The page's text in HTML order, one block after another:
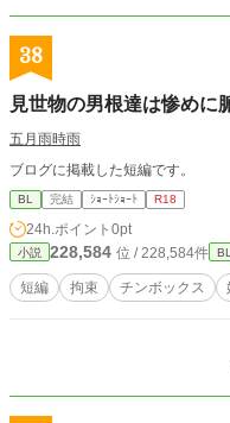
38
見世物の男根達は惨めに
五月雨時雨
ブログに掲載した短編です。
BL 完結 ｼｮｰﾄｼｮｰﾄ R18
24h.ポイント 0pt
小説 228,584 位 / 228,584件 BL
短編 拘束 チンボックス